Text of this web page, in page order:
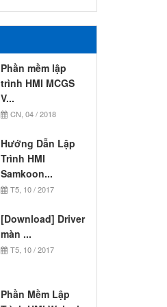
Phần mềm lập
trình HMI MCGS
V...
CN, 04 / 2018
Hướng Dẫn Lập
Trình HMI
Samkoon...
T5, 10 / 2017
[Download] Driver
màn ...
T5, 10 / 2017
Phần Mềm Lập